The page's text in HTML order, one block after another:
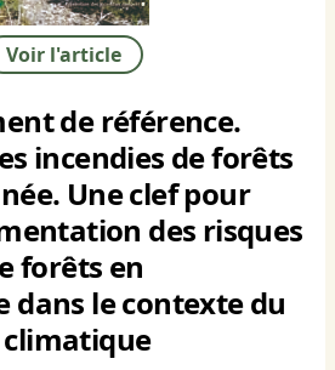
Voir l'article
de référence.
incendies de forêts
Une clef pour
des risques
forêts en
dans le contexte du